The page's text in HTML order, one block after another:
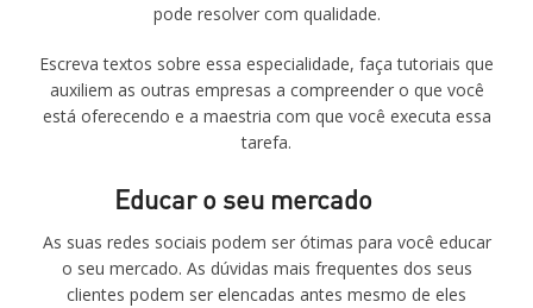
pode resolver com qualidade.
Escreva textos sobre essa especialidade, faça tutoriais que
auxiliem as outras empresas a compreender o que você
está oferecendo e a maestria com que você executa essa
tarefa.
Educar o seu mercado
As suas redes sociais podem ser ótimas para você educar
o seu mercado. As dúvidas mais frequentes dos seus
clientes podem ser elencadas antes mesmo de eles